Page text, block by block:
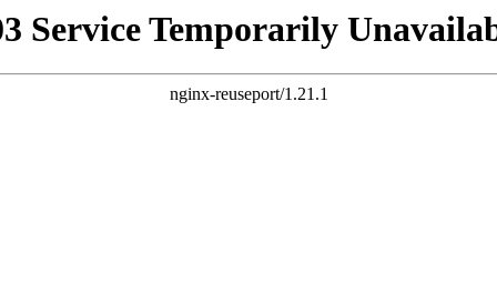
Service Temporarily
nginx-reuseport/1.21.1